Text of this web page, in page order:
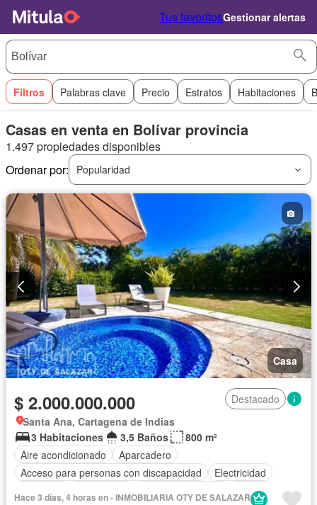
Tus favoritosGestionar alertas
Filtros Palabras clave Precio Estratos Habitaciones
Casas en venta en Bolívar provincia
1.497 propiedades disponibles
Ordenar por:
Popularidad
Casa
$ 2.000.000.000
Destacado
Santa Ana, Cartagena de Indias
3 Habitaciones
3,5 Baños
800 m²
Aire acondicionado
Aparcadero
Acceso para personas con discapacidad
Electricidad
Piscina
Hace 3 días, 4 horas en - INMOBILIARIA OTY DE SALAZAR